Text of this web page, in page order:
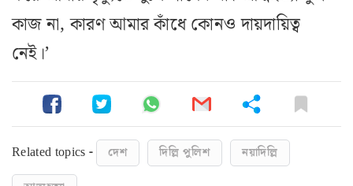
কাজ না, কারণ আমার কাঁধে কোনও দায়দায়িত্ব
নেই।’
Related topics - দেশ দিল্লি পুলিশ
নয়াদিল্লি